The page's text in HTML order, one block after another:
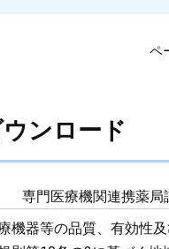
ペ
ンロード
専門医療機関連携薬局
機器等の品質、有効性